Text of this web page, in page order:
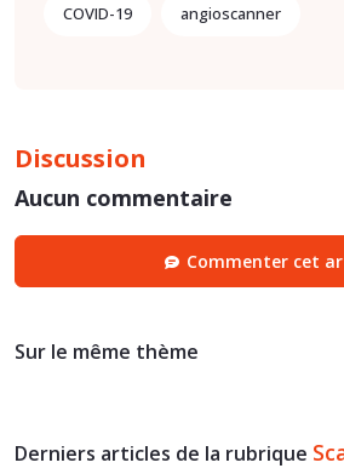
COVID-19 angioscanner
Discussion
Aucun commentaire
Commenter cet
Sur le même thème
Derniers articles de la rubrique